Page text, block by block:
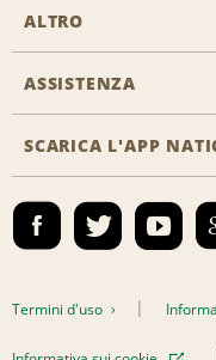
Inizia una
Programmi business
Emerald Club
ALTRO
Offerte di lavoro
ASSISTENZA
Accessibilità
Contatti
SCARICA L'APP
Termini d'uso